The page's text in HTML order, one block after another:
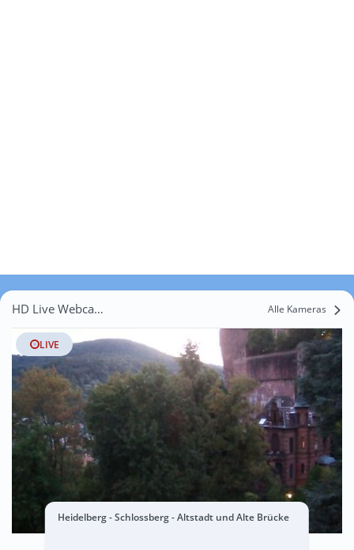
HD Live Webcams Schwarzach Alle Kameras
LIVE
Heidelberg - Schlossberg - Altstadt und Alte Brücke